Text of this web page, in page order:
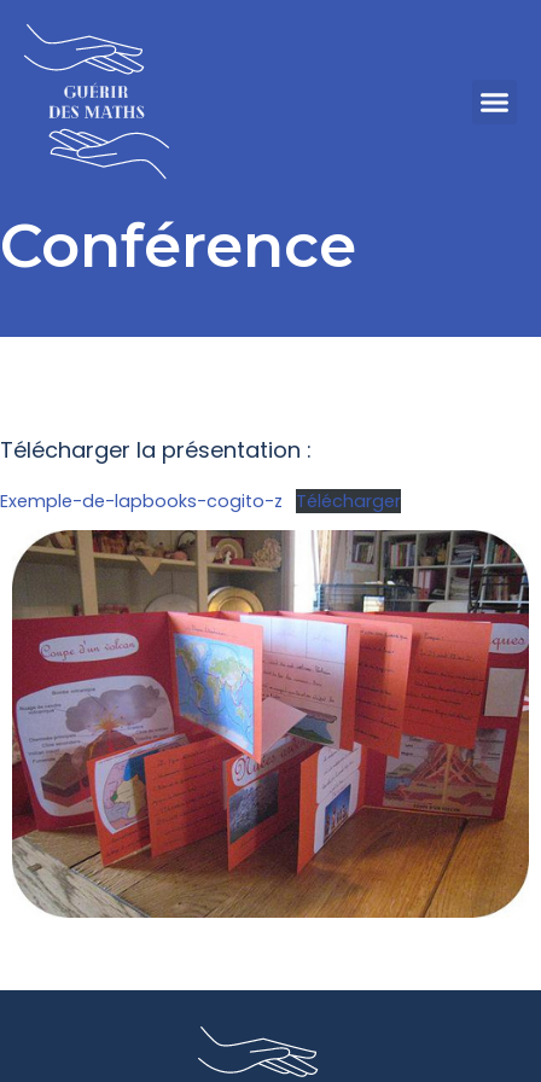
Conférence
Télécharger la présentation :
Exemple-de-lapbooks-cogito-z Télécharger